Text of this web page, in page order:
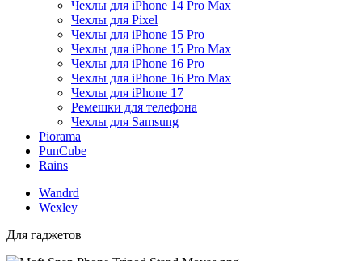
Чехлы для iPhone 14 Pro Max
Чехлы для Pixel
Чехлы для iPhone 15 Pro
Чехлы для iPhone 15 Pro Max
Чехлы для iPhone 16 Pro
Чехлы для iPhone 16 Pro Max
Чехлы для iPhone 17
Ремешки для телефона
Чехлы для Samsung
Piorama
PunCube
Rains
Wandrd
Wexley
Для гаджетов